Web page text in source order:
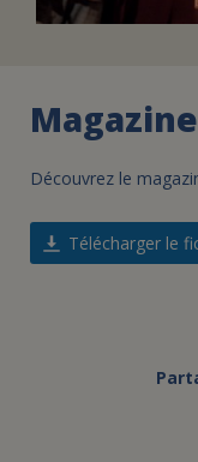
Découvrez le
Télécharger le